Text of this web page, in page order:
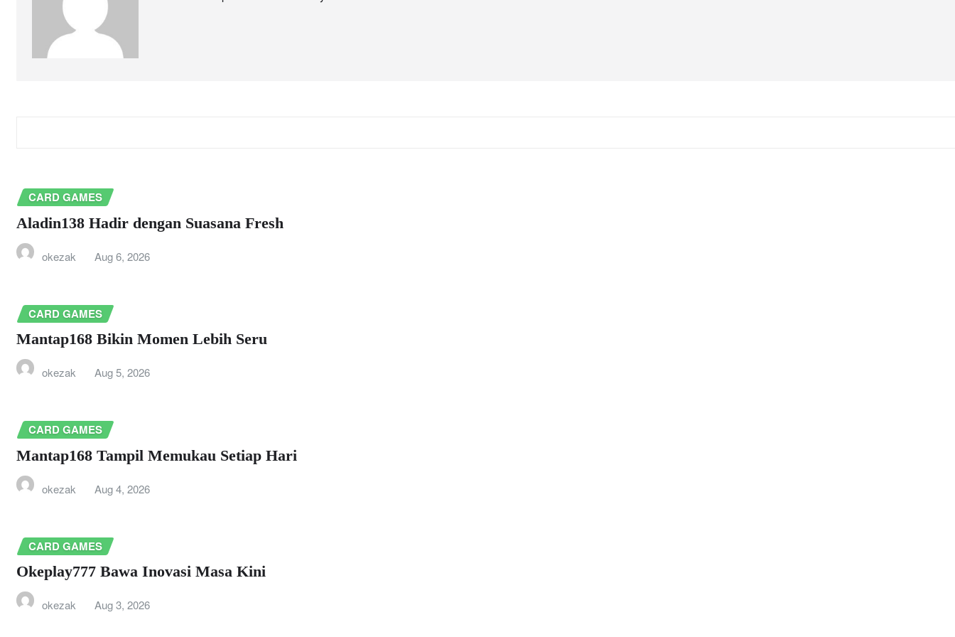
CARD GAMES
Aladin138 Hadir dengan Suasana Fresh
okezak Aug 6, 2026
CARD GAMES
Mantap168 Bikin Momen Lebih Seru
okezak Aug 5, 2026
CARD GAMES
Mantap168 Tampil Memukau Setiap Hari
okezak Aug 4, 2026
CARD GAMES
Okeplay777 Bawa Inovasi Masa Kini
okezak Aug 3, 2026